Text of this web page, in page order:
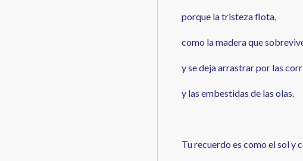
porque la tristeza flota,
como la madera que
y se deja arrastrar por las
y las embestidas de las olas.
Tu recuerdo es como el sol y